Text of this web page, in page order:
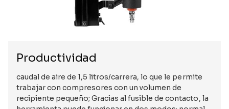
Productividad
caudal de aire de 1,5 litros/carrera, lo que le permite
trabajar con compresores con un volumen de
recipiente pequeño; Gracias al fusible de contacto, la